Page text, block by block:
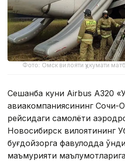
Фото: Омск вилояти ҳукумати
Сешанба куни Airbus A320
авиакомпаниясининг Сочи-
рейсидаги самолёти
Новосибирск вилоятининг
буғдойзорга фавқулодда
маъмурияти